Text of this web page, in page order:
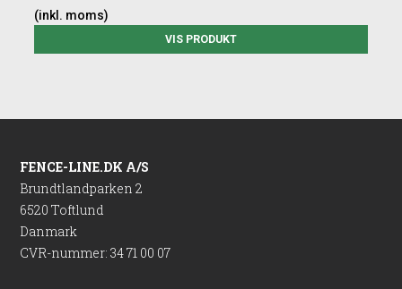
(inkl. moms)
VIS PRODUKT
FENCE-LINE.DK A/S
Brundtlandparken 2
6520 Toftlund
Danmark
CVR-nummer: 34 71 00 07